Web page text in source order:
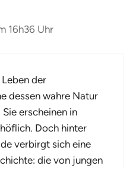
16h36 Uhr
der
dessen wahre Natur
erscheinen in
Doch hinter
verbirgt sich eine
die von jungen